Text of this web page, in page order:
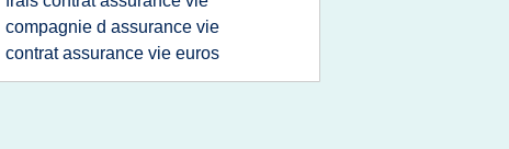
compagnie d assurance vie
contrat assurance vie euros